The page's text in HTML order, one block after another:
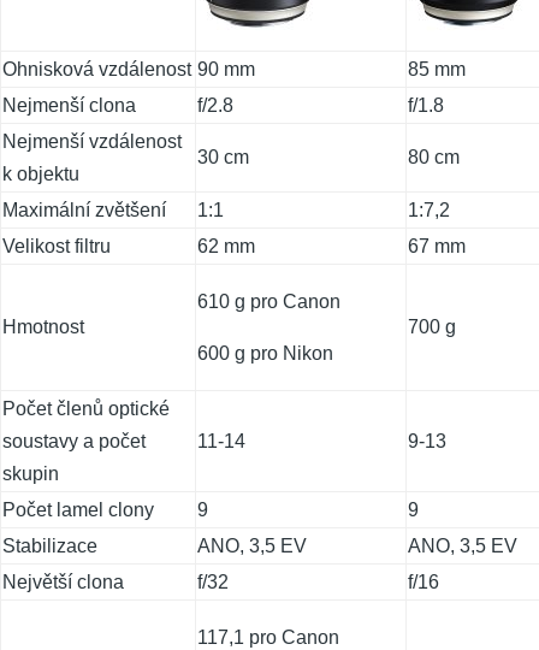
Ohnisková vzdálenost 90 mm
85 mm
Nejmenší clona
f/2.8
f/1.8
Nejmenší vzdálenost
k objektu
30 cm 80 cm
Maximální zvětšení 1:1
1:7,2
Velikost filtru
62 mm 67 mm
Hmotnost
610 g pro Canon
600 g pro Nikon
700 g
Počet členů optické
soustavy a počet
skupin
11-14 9-13
Počet lamel clony 9
9
Stabilizace
ANO, 3,5 EV
ANO, 3,5 EV
Největší clona
f/32 f/16
117,1 pro Canon